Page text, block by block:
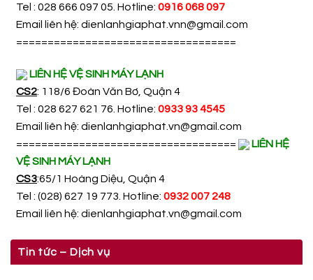
Tel : 028 666 097 05. Hotline: 0916 068 097
Email liên hệ: dienlanhgiaphat.vnn@gmail.com
===================================
LIÊN HỆ VỆ SINH MÁY LẠNH
CS2: 118/6 Đoàn Văn Bơ, Quận 4
Tel : 028 627 621 76. Hotline: 0933 93 4545
Email liên hệ: dienlanhgiaphat.vn@gmail.com
===================================
LIÊN HỆ
VỆ SINH MÁY LẠNH
CS3:65/1 Hoàng Diệu, Quận 4
Tel : (028) 627 19 773. Hotline: 0932 007 248
Email liên hệ: dienlanhgiaphat.vn@gmail.com
Tin tức – Dịch vụ